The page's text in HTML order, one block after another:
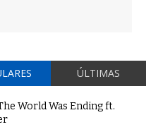
ÚLTIMAS
World Was Ending ft.